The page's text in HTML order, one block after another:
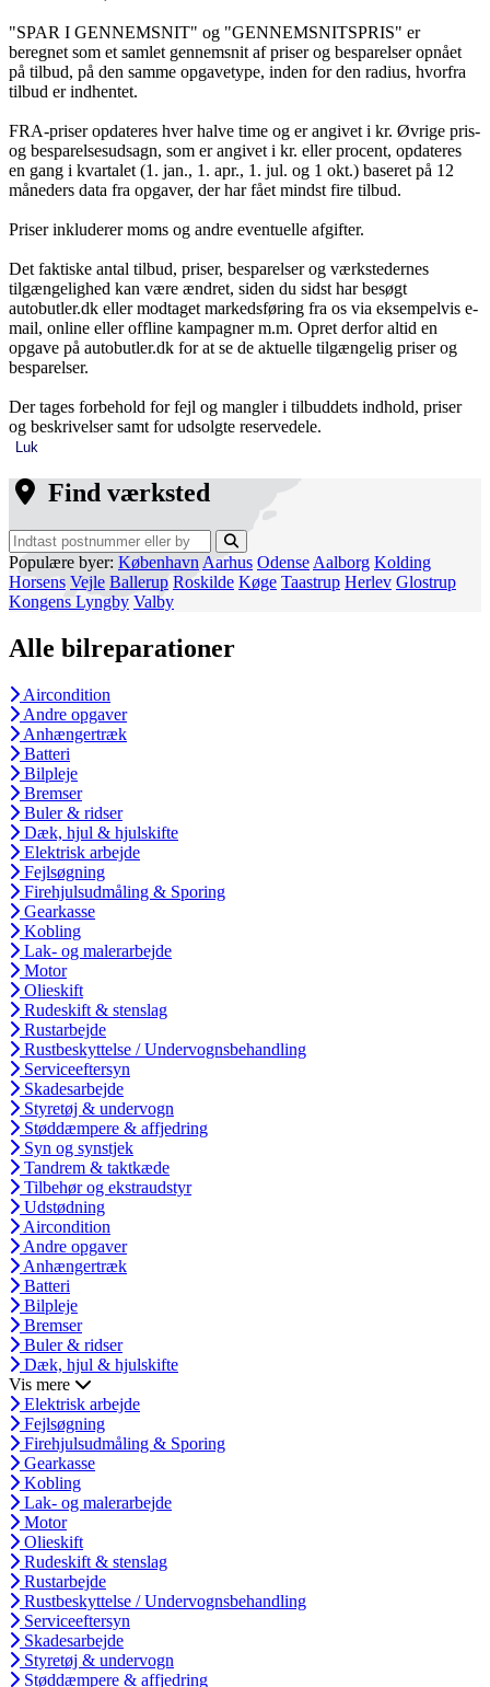
"SPAR I GENNEMSNIT" og "GENNEMSNITSPRIS" er
beregnet som et samlet gennemsnit af priser og besparelser opnået
på tilbud, på den samme opgavetype, inden for den radius, hvorfra
tilbud er indhentet.
FRA-priser opdateres hver halve time og er angivet i kr. Øvrige pris-
og besparelsesudsagn, som er angivet i kr. eller procent, opdateres
en gang i kvartalet (1. jan., 1. apr., 1. jul. og 1 okt.) baseret på 12
måneders data fra opgaver, der har fået mindst fire tilbud.
Priser inkluderer moms og andre eventuelle afgifter.
Det faktiske antal tilbud, priser, besparelser og værkstedernes
tilgængelighed kan være ændret, siden du sidst har besøgt
autobutler.dk eller modtaget markedsføring fra os via eksempelvis e-
mail, online eller offline kampagner m.m. Opret derfor altid en
opgave på autobutler.dk for at se de aktuelle tilgængelig priser og
besparelser.
Der tages forbehold for fejl og mangler i tilbuddets indhold, priser
og beskrivelser samt for udsolgte reservedele.
Luk
Find værksted
Populære byer: København Aarhus Odense Aalborg Kolding
Horsens Vejle Ballerup Roskilde Køge Taastrup Herlev Glostrup
Kongens Lyngby Valby
Alle bilreparationer
Aircondition
Andre opgaver
Anhængertræk
Batteri
Bilpleje
Bremser
Buler & ridser
Dæk, hjul & hjulskifte
Elektrisk arbejde
Fejlsøgning
Firehjulsudmåling & Sporing
Gearkasse
Kobling
Lak- og malerarbejde
Motor
Olieskift
Rudeskift & stenslag
Rustarbejde
Rustbeskyttelse / Undervognsbehandling
Serviceeftersyn
Skadesarbejde
Styretøj & undervogn
Støddæmpere & affjedring
Syn og synstjek
Tandrem & taktkæde
Tilbehør og ekstraudstyr
Udstødning
Aircondition
Andre opgaver
Anhængertræk
Batteri
Bilpleje
Bremser
Buler & ridser
Dæk, hjul & hjulskifte
Vis mere
Elektrisk arbejde
Fejlsøgning
Firehjulsudmåling & Sporing
Gearkasse
Kobling
Lak- og malerarbejde
Motor
Olieskift
Rudeskift & stenslag
Rustarbejde
Rustbeskyttelse / Undervognsbehandling
Serviceeftersyn
Skadesarbejde
Styretøj & undervogn
Støddæmpere & affjedring